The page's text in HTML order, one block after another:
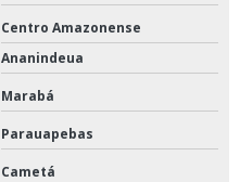
Centro Amazonense
Ananindeua
Marabá
Parauapebas
Cametá